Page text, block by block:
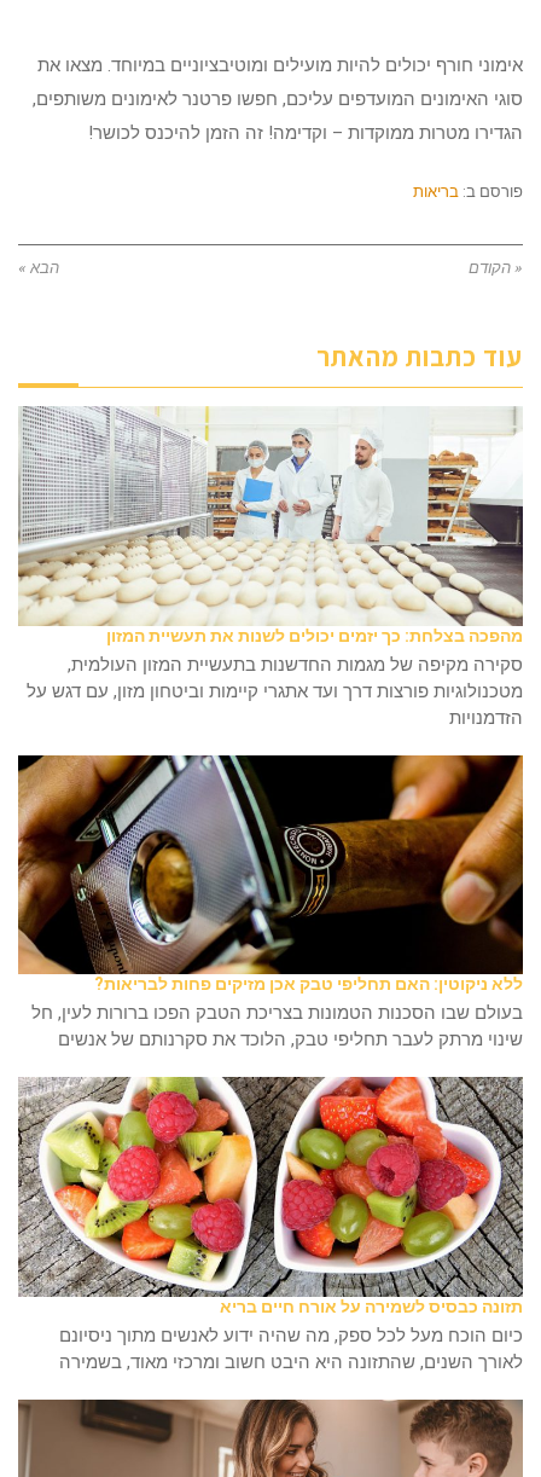
אימוני חורף יכולים להיות מועילים ומוטיבציוניים במיוחד. מצאו את
סוגי האימונים המועדפים עליכם, חפשו פרטנר לאימונים משותפים,
הגדירו מטרות ממוקדות – וקדימה! זה הזמן להיכנס לכושר!
פורסם ב: בריאות
« הקודם הבא »
עוד כתבות מהאתר
מהפכה בצלחת: כך יזמים יכולים לשנות את תעשיית המזון
סקירה מקיפה של מגמות החדשנות בתעשיית המזון העולמית,
מטכנולוגיות פורצות דרך ועד אתגרי קיימות וביטחון מזון, עם דגש על
הזדמנויות
ללא ניקוטין: האם תחליפי טבק אכן מזיקים פחות לבריאות?
בעולם שבו הסכנות הטמונות בצריכת הטבק הפכו ברורות לעין, חל
שינוי מרתק לעבר תחליפי טבק, הלוכד את סקרנותם של אנשים
תזונה כבסיס לשמירה על אורח חיים בריא
כיום הוכח מעל לכל ספק, מה שהיה ידוע לאנשים מתוך ניסיונם
לאורך השנים, שהתזונה היא היבט חשוב ומרכזי מאוד, בשמירה